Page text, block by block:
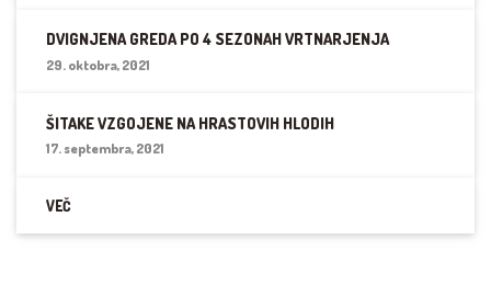
DVIGNJENA GREDA PO 4 SEZONAH VRTNARJENJA
29. oktobra, 2021
ŠITAKE VZGOJENE NA HRASTOVIH HLODIH
17. septembra, 2021
VEČ